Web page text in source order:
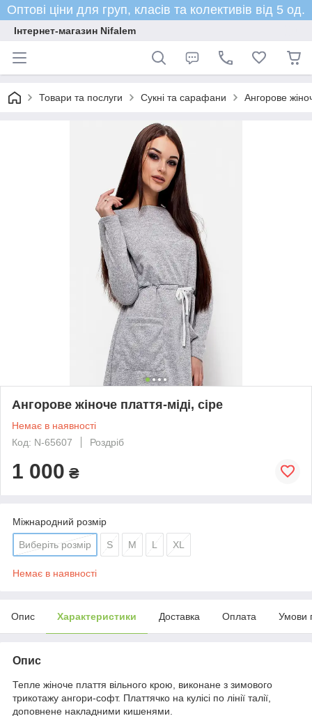
Оптові ціни для груп, класів та колективів від 5 од.
Інтернет-магазин Nifalem
Товари та послуги Сукні та сарафани Ангорове
Ангорове жіноче плаття-міді, сіре
Немає в наявності
Код: N-65607
Роздріб
1 000 ₴
Міжнародний розмір
Виберіть розмір S M L XL
Немає в наявності
Опис Характеристики Доставка Оплата Умови
Опис
Тепле жіноче плаття вільного крою, виконане з зимового
трикотажу ангори-софт. Платтячко на кулісі по лінії талії,
доповнене накладними кишенями.